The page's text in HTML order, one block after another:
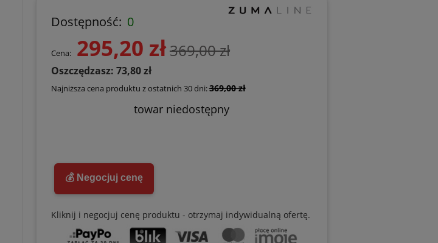
Dostępność: 0
Cena: 295,20 zł369,00 zł
Oszczędzasz: 73,80 zł
Najniższa cena produktu z ostatnich 30 dni:369,00 zł
towar niedostępny
💰 Negocjuj cenę
Kliknij i negocjuj cenę produktu - otrzymaj indywidualną ofertę.